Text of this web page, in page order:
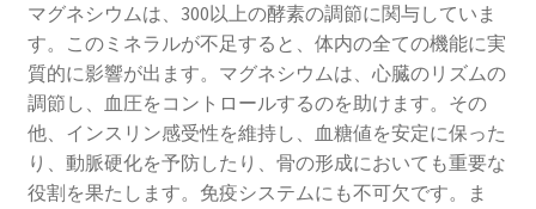
マグネシウムは、300以上の酵素の調節に関与していま
す。このミネラルが不足すると、体内の全ての機能に実
質的に影響が出ます。マグネシウムは、心臓のリズムの
調節し、血圧をコントロールするのを助けます。その
他、インスリン感受性を維持し、血糖値を安定に保った
り、動脈硬化を予防したり、骨の形成においても重要な
役割を果たします。免疫システムにも不可欠です。ま